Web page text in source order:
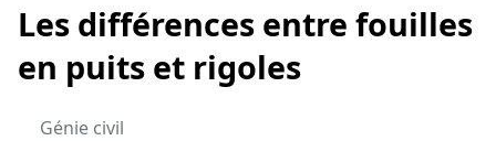
Les différences entre fouilles
en puits et rigoles
Génie civil